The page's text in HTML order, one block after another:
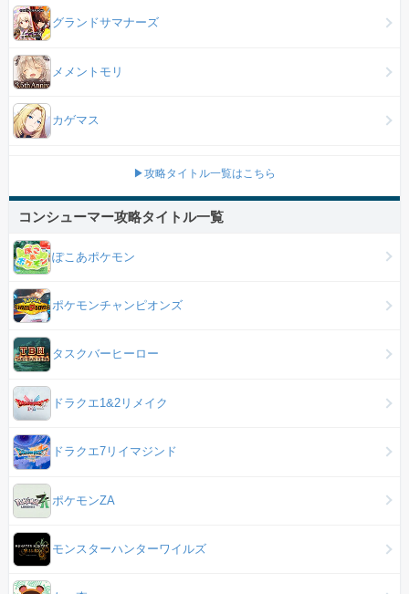
グランドサマナーズ
メメントモリ
カゲマス
▶攻略タイトル一覧はこちら
コンシューマー攻略タイトル一覧
ぽこあポケモン
ポケモンチャンピオンズ
タスクバーヒーロー
ドラクエ1&2リメイク
ドラクエ7リイマジンド
ポケモンZA
モンスターハンターワイルズ